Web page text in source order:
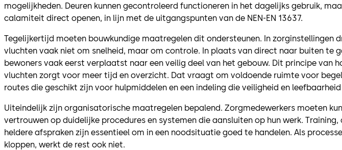
mogelijkheden. Deuren kunnen gecontroleerd functioneren in het dagelijks gebruik,
calamiteit direct openen, in lijn met de uitgangspunten van de NEN-EN 13637.
Tegelijkertijd moeten bouwkundige maatregelen dit ondersteunen. In zorginstellingen
vluchten vaak niet om snelheid, maar om controle. In plaats van direct naar buiten te
bewoners vaak eerst verplaatst naar een veilig deel van het gebouw. Dit principe van
vluchten zorgt voor meer tijd en overzicht. Dat vraagt om voldoende ruimte voor
routes die geschikt zijn voor hulpmiddelen en een indeling die veiligheid en
Uiteindelijk zijn organisatorische maatregelen bepalend. Zorgmedewerkers moeten
vertrouwen op duidelijke procedures en systemen die aansluiten op hun werk. Training,
heldere afspraken zijn essentieel om in een noodsituatie goed te handelen. Als
kloppen, werkt de rest ook niet.